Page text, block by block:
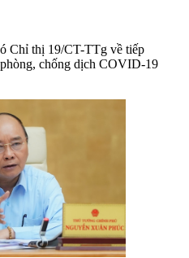
Chỉ thị 19/CT-TTg về tiếp
chống dịch COVID-19